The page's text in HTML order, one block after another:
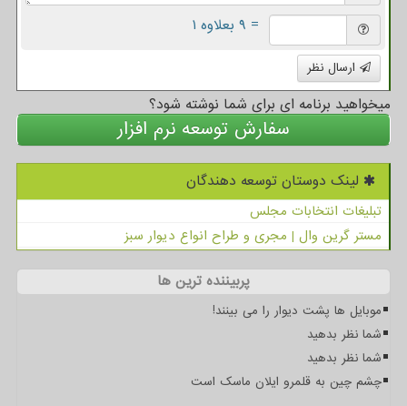
= ۹ بعلاوه ۱
ارسال نظر
میخواهید برنامه ای برای شما نوشته شود؟
سفارش توسعه نرم افزار
لینک دوستان توسعه دهندگان
تبلیغات انتخابات مجلس
مستر گرین وال | مجری و طراح انواع دیوار سبز
پربیننده ترین ها
موبایل ها پشت دیوار را می بینند!
شما نظر بدهید
شما نظر بدهید
چشم چین به قلمرو ایلان ماسک است